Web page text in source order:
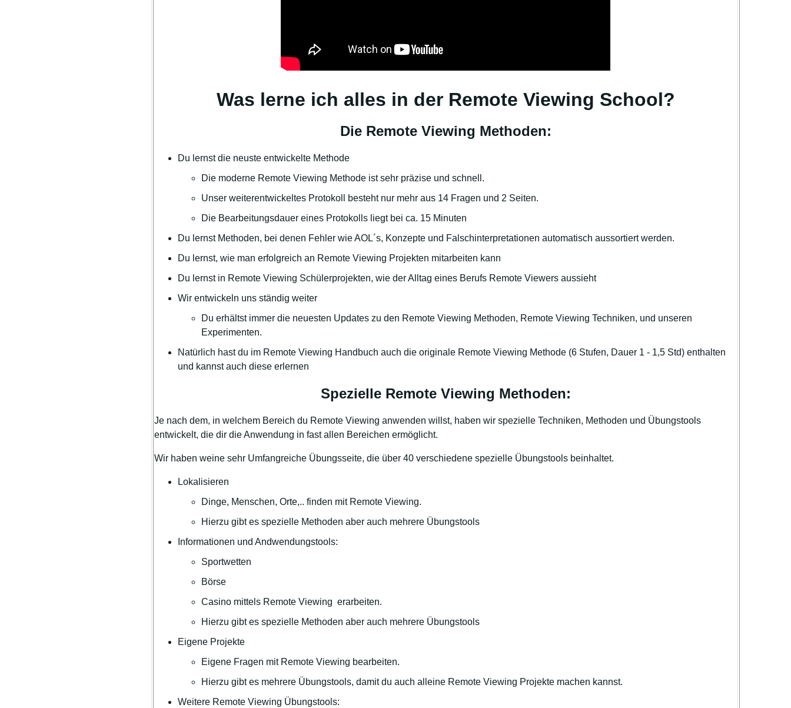
Was lerne ich alles in der Remote Viewing School?
Die Remote Viewing Methoden:
Du lernst die neuste entwickelte Methode
Die moderne Remote Viewing Methode ist sehr präzise und schnell.
Unser weiterentwickeltes Protokoll besteht nur mehr aus 14 Fragen und 2 Seiten.
Die Bearbeitungsdauer eines Protokolls liegt bei ca. 15 Minuten
Du lernst Methoden, bei denen Fehler wie AOL´s, Konzepte und Falschinterpretationen automatisch aussortiert werden.
Du lernst, wie man erfolgreich an Remote Viewing Projekten mitarbeiten kann
Du lernst in Remote Viewing Schülerprojekten, wie der Alltag eines Berufs Remote Viewers aussieht
Wir entwickeln uns ständig weiter
Du erhältst immer die neuesten Updates zu den Remote Viewing Methoden, Remote Viewing Techniken, und unseren
Experimenten.
Natürlich hast du im Remote Viewing Handbuch auch die originale Remote Viewing Methode (6 Stufen, Dauer 1 - 1,5 Std) enthalten
und kannst auch diese erlernen
Spezielle Remote Viewing Methoden:
Je nach dem, in welchem Bereich du Remote Viewing anwenden willst, haben wir spezielle Techniken, Methoden und Übungstools
entwickelt, die dir die Anwendung in fast allen Bereichen ermöglicht.
Wir haben weine sehr Umfangreiche Übungsseite, die über 40 verschiedene spezielle Übungstools beinhaltet.
Lokalisieren
Dinge, Menschen, Orte,.. finden mit Remote Viewing.
Hierzu gibt es spezielle Methoden aber auch mehrere Übungstools
Informationen und Andwendungstools:
Sportwetten
Börse
Casino mittels Remote Viewing erarbeiten.
Hierzu gibt es spezielle Methoden aber auch mehrere Übungstools
Eigene Projekte
Eigene Fragen mit Remote Viewing bearbeiten.
Hierzu gibt es mehrere Übungstools, damit du auch alleine Remote Viewing Projekte machen kannst.
Weitere Remote Viewing Übungstools: